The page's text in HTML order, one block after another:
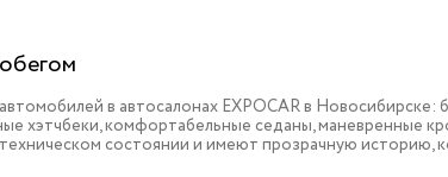
в автосалонах EXPOCAR в
хэтчбеки, комфортабельные седаны, маневренные
состоянии и имеют прозрачную историю,